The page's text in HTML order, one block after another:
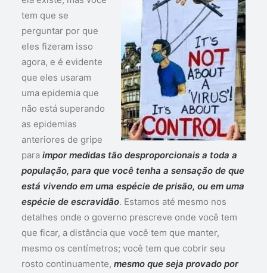
tem que se
perguntar por que
eles fizeram isso
agora, e é evidente
que eles usaram
uma epidemia que
não está superando
as epidemias
anteriores de gripe
para impor medidas tão desproporcionais a toda a
população, para que você tenha a sensação de que
está vivendo em uma espécie de prisão, ou em uma
espécie de escravidão. Estamos até mesmo nos
detalhes onde o governo prescreve onde você tem
que ficar, a distância que você tem que manter,
mesmo os centímetros; você tem que cobrir seu
rosto continuamente, mesmo que seja provado por